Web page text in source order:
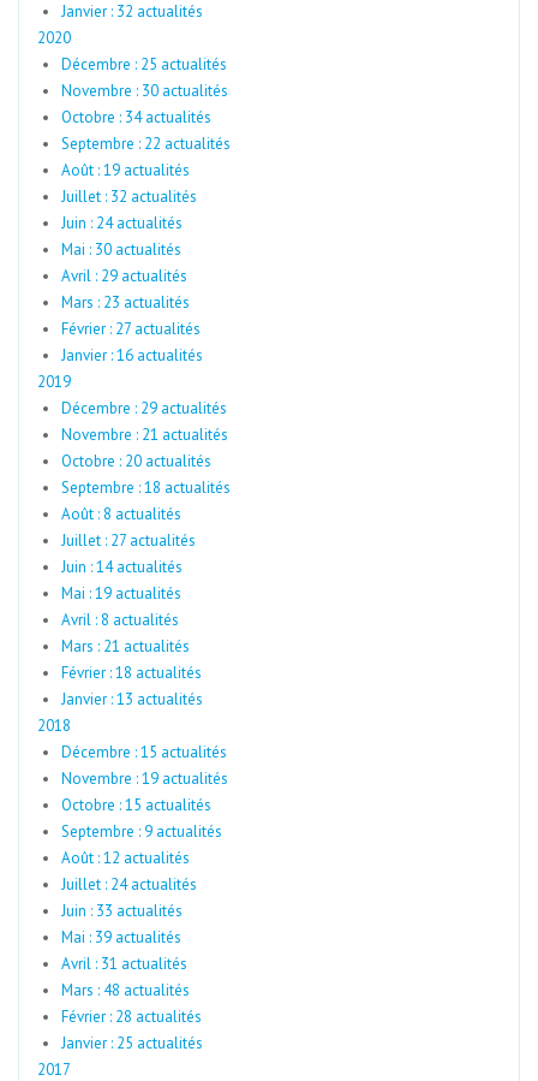
Janvier : 32 actualités
2020
Décembre : 25 actualités
Novembre : 30 actualités
Octobre : 34 actualités
Septembre : 22 actualités
Août : 19 actualités
Juillet : 32 actualités
Juin : 24 actualités
Mai : 30 actualités
Avril : 29 actualités
Mars : 23 actualités
Février : 27 actualités
Janvier : 16 actualités
2019
Décembre : 29 actualités
Novembre : 21 actualités
Octobre : 20 actualités
Septembre : 18 actualités
Août : 8 actualités
Juillet : 27 actualités
Juin : 14 actualités
Mai : 19 actualités
Avril : 8 actualités
Mars : 21 actualités
Février : 18 actualités
Janvier : 13 actualités
2018
Décembre : 15 actualités
Novembre : 19 actualités
Octobre : 15 actualités
Septembre : 9 actualités
Août : 12 actualités
Juillet : 24 actualités
Juin : 33 actualités
Mai : 39 actualités
Avril : 31 actualités
Mars : 48 actualités
Février : 28 actualités
Janvier : 25 actualités
2017